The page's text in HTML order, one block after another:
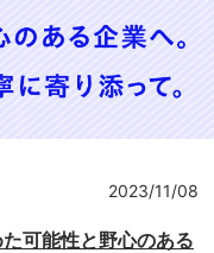
2023/11/08
可能性と野心のある